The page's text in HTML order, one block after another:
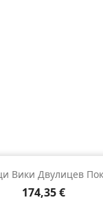
Вики Двулицев
Цена
174,35 €